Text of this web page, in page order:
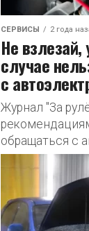
СЕРВИСЫ 2 года
Не взлезай,
случае
с
Журнал "За
обращаться с
отношении